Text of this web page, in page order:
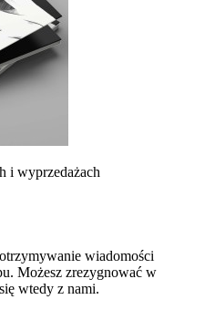
i wyprzedażach
wiadomości
Możesz zrezygnować w
wtedy z nami.